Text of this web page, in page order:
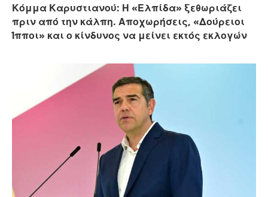
Κόμμα Καρυστιανού: Η «Ελπίδα» ξεθωριάζει
πριν από την κάλπη. Αποχωρήσεις, «Δούρειοι
Ίπποι» και ο κίνδυνος να μείνει εκτός εκλογών